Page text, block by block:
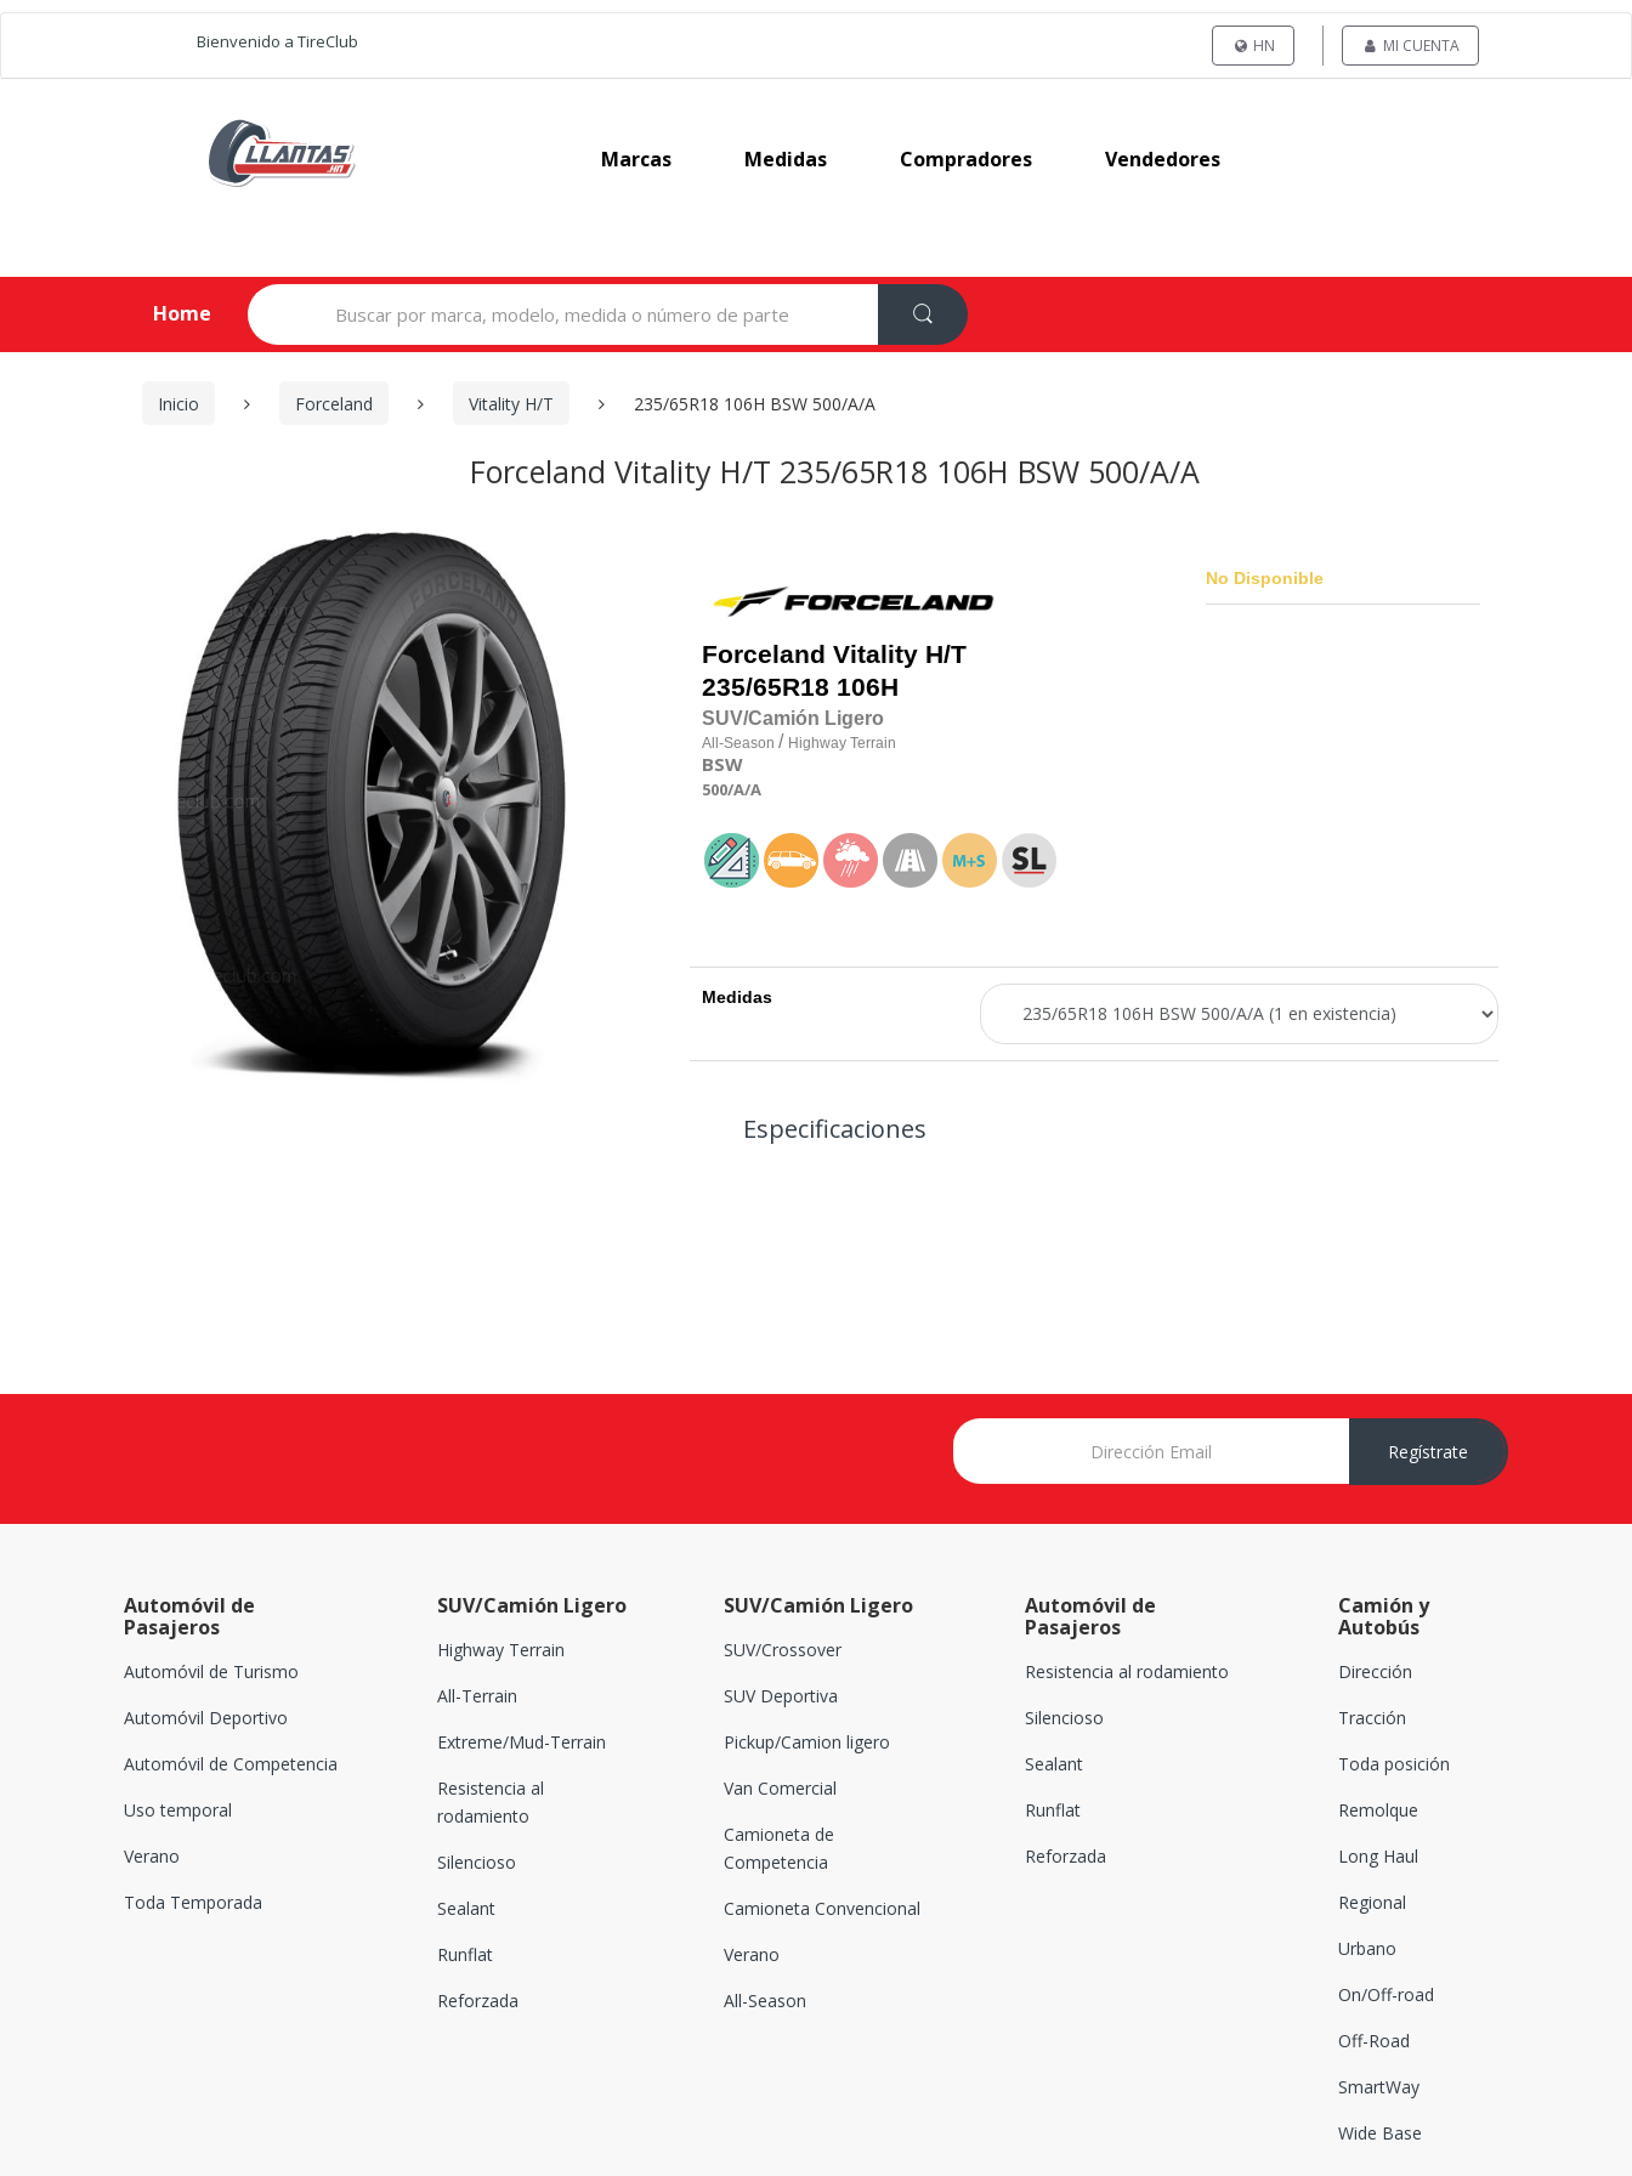
Bienvenido a TireClub HN MI CUENTA
Marcas Medidas Compradores Vendedores
Home
Search
for:
Inicio Forceland Vitality H/T 235/65R18 106H BSW 500/A/A
Forceland Vitality H/T 235/65R18 106H BSW 500/A/A
Forceland Vitality H/T
235/65R18 106H
SUV/Camión Ligero
All-Season / Highway Terrain
BSW
500/A/A
No Disponible
Medidas
Especificaciones
Regístrate
Automóvil de
Pasajeros
Automóvil de Turismo
Automóvil Deportivo
Automóvil de Competencia
Uso temporal
Verano
Toda Temporada
SUV/Camión Ligero
Highway Terrain
All-Terrain
Extreme/Mud-Terrain
Resistencia al
rodamiento
Silencioso
Sealant
Runflat
Reforzada
SUV/Camión Ligero
SUV/Crossover
SUV Deportiva
Pickup/Camion ligero
Van Comercial
Camioneta de
Competencia
Camioneta Convencional
Verano
All-Season
Automóvil de
Pasajeros
Resistencia al rodamiento
Silencioso
Sealant
Runflat
Reforzada
Camión y
Autobús
Dirección
Tracción
Toda posición
Remolque
Long Haul
Regional
Urbano
On/Off-road
Off-Road
SmartWay
Wide Base